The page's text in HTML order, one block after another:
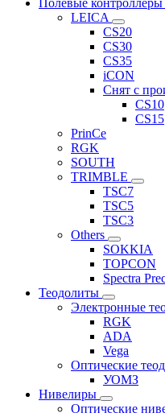
LEICA
CS20
CS30
CS35
iCON
Снят с
CS10
CS15
PrinCe
RGK
SOUTH
TRIMBLE
TSC7
TSC5
TSC3
Others
SOKKIA
TOPCON
Spectra
Теодолиты
Электронные
RGK
ADA
Vega
Оптические
УОМЗ
Нивелиры
Оптические